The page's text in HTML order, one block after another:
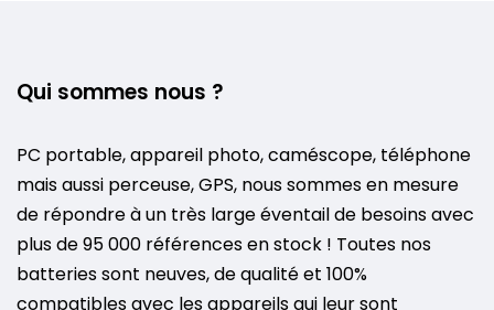
Qui sommes nous ?
PC portable, appareil photo, caméscope, téléphone
mais aussi perceuse, GPS, nous sommes en mesure
de répondre à un très large éventail de besoins avec
plus de 95 000 références en stock ! Toutes nos
batteries sont neuves, de qualité et 100%
compatibles avec les appareils qui leur sont